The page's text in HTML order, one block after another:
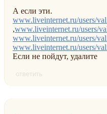
А если эти.
www.liveinternet.ru/users/
,www.liveinternet.ru/users/
www.liveinternet.ru/users/
www.liveinternet.ru/users/
Если не пойдут, удалите
ответить